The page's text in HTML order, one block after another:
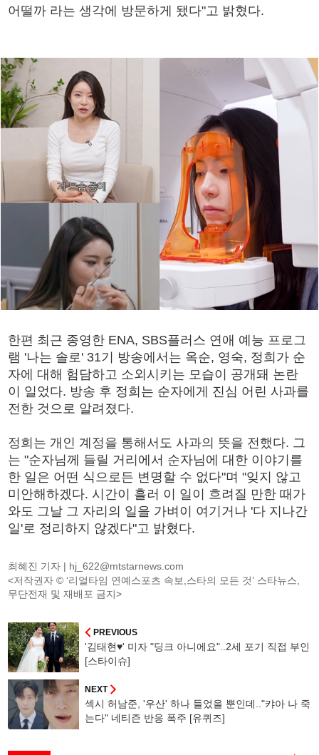
어떨까 라는 생각에 방문하게 됐다"고 밝혔다.
한편 최근 종영한 ENA, SBS플러스 연애 예능 프로그
램 '나는 솔로' 31기 방송에서는 옥순, 영숙, 정희가 순
자에 대해 험담하고 소외시키는 모습이 공개돼 논란
이 일었다. 방송 후 정희는 순자에게 진심 어린 사과를
전한 것으로 알려졌다.
정희는 개인 계정을 통해서도 사과의 뜻을 전했다. 그
는 "순자님께 들릴 거리에서 순자님에 대한 이야기를
한 일은 어떤 식으로든 변명할 수 없다"며 "잊지 않고
미안해하겠다. 시간이 흘러 이 일이 흐려질 만한 때가
와도 그날 그 자리의 일을 가벼이 여기거나 '다 지나간
일'로 정리하지 않겠다"고 밝혔다.
최혜진 기자 | hj_622@mtstarnews.com
<저작권자 © ‘리얼타임 연예스포츠 속보,스타의 모든 것’ 스타뉴스,
무단전재 및 재배포 금지>
PREVIOUS
'김태현♥' 미자 "딩크 아니에요"..2세 포기 직접 부인
[스타이슈]
NEXT
섹시 허남준, '우산' 하나 들었을 뿐인데.."캬아 나 죽
는다" 네티즌 반응 폭주 [유퀴즈]